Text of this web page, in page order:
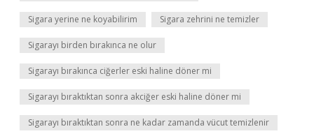
Sigara yerine ne koyabilirim Sigara zehrini ne temizler
Sigarayı birden bırakınca ne olur
Sigarayı bırakınca ciğerler eski haline döner mi
Sigarayı bıraktıktan sonra akciğer eski haline döner mi
Sigarayı bıraktıktan sonra ne kadar zamanda vücut temizlenir